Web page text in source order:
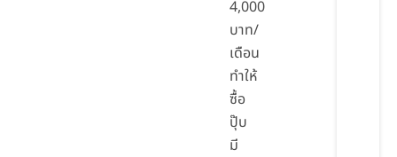
4,000
บาท/
เดือน
ทำให้
ซื้อ
ปุ๊บ
มี